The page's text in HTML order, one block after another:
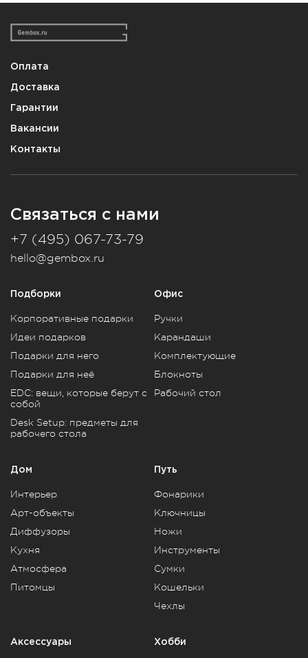
Оплата
Доставка
Гарантии
Вакансии
Контакты
Связаться с нами
+7 (495) 067-73-79
hello@gembox.ru
Подборки
Корпоративные подарки
Идеи подарков
Подарки для него
Подарки для неё
EDC: вещи, которые берут с
собой
Desk Setup: предметы для
рабочего стола
Офис
Ручки
Карандаши
Комплектующие
Блокноты
Рабочий стол
Дом
Интерьер
Арт-объекты
Диффузоры
Кухня
Атмосфера
Питомцы
Путь
Фонарики
Ключницы
Ножи
Инструменты
Сумки
Кошельки
Чехлы
Аксессуары Хобби